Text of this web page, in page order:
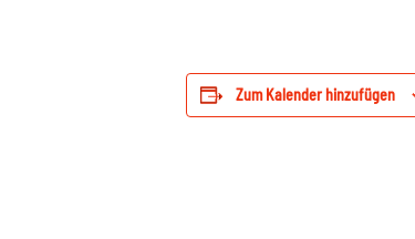
Zum Kalender hinzufügen